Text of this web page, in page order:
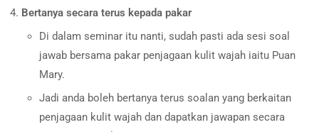
Bertanya secara terus kepada pakar
Di dalam seminar itu nanti, sudah pasti ada sesi soal
jawab bersama pakar penjagaan kulit wajah iaitu Puan
Mary.
Jadi anda boleh bertanya terus soalan yang berkaitan
penjagaan kulit wajah dan dapatkan jawapan secara